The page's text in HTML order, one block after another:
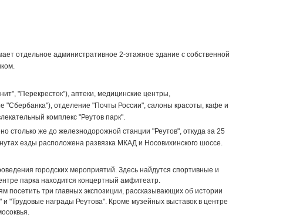
отдельное административное 2-этажное здание с собственной
"Перекресток"), аптеки, медицинские центры,
"Сбербанка"), отделение "Почты России", салоны красоты, кафе и
комплекс "Реутов парк".
столько же до железнодорожной станции "Реутов", откуда за 25
езды расположена развязка МКАД и Носовихинского шоссе.
городских мероприятий. Здесь найдутся спортивные и
парка находится концертный амфитеатр.
посетить три главных экспозиции, рассказывающих об истории
"Трудовые награды Реутова". Кроме музейных выставок в центре